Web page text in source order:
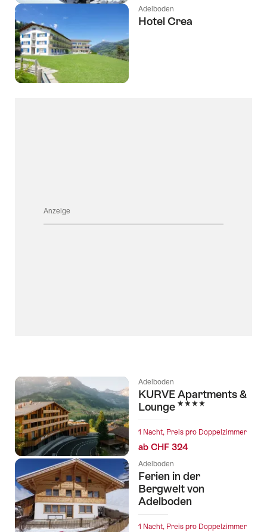
Adelboden
Hotel Crea
Anzeige
Adelboden
KURVE Apartments &
Lounge 4 Sterne
1 Nacht, Preis pro Doppelzimmer
ab CHF 324
Adelboden
Ferien in der
Bergwelt von
Adelboden
1 Nacht, Preis pro Doppelzimmer